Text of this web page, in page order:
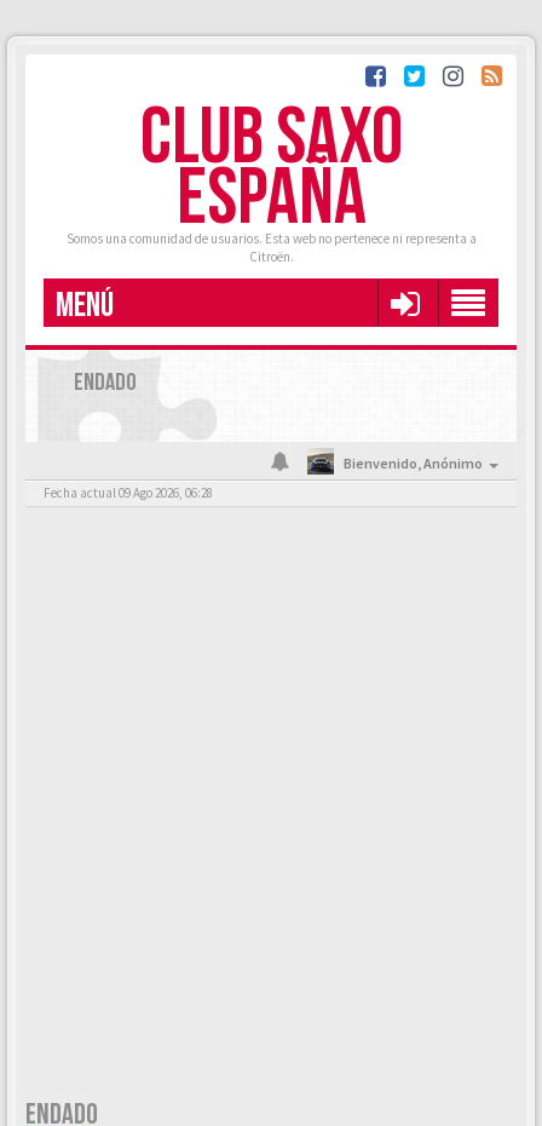
CLUB SAXO
ESPAÑA
Somos una comunidad de usuarios. Esta web no pertenece ni representa a
Citroën.
MENÚ
ENDADO
Bienvenido,Anónimo
Fecha actual 09 Ago 2026, 06:28
ENDADO